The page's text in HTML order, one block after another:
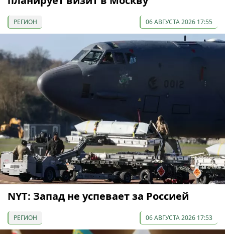
РЕГИОН 06 АВГУСТА 2026 17:55
NYT: Запад не успевает за Россией
РЕГИОН 06 АВГУСТА 2026 17:53